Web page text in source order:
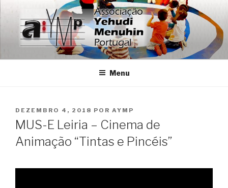
conteúdo
ASSOCIAÇÃO YEHUDI
MENUHIN PORTUGAL
Associação dos Amigos da Fundação Internacional Yehudi
Menu
PUBLICADO
EM
DEZEMBRO 4, 2018 POR AYMP
MUS-E Leiria – Cinema de
Animação “Tintas e Pincéis”